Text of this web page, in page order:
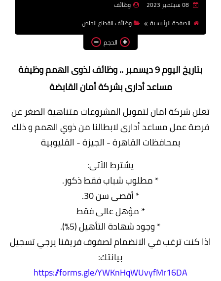
بالجامعات والمعاهد
اخبار
08 سبتمبر 2023
وظائف
الصفحة الرئيسية
وظائف القطاع الخاص
الحجم
بتاريخ اليوم 9 ديسمبر .. وظائف لذوى الهمم وظيفة
مساعد أدارى بشركة أمان القابضة
تعلن شركة امان لتمويل المشروعات متناهية الصغر عن
فرصة عملمساعد أدارى لابطالنا من ذوي الهممو ذلك
بمحافظات القاهرة - الجيزة - القليوبية
يشترط الآتى:
* مطلوب شباب فقط ذكور.
* أقصى سن 30.
* مؤهل عالى فقط
* وجود شهادة التأهيل (5%).
اذا كنت ترغب في الانضمام لصفوف فريقنا يرجي تسجيل
بيانتك:
https://forms.gle/YWKnHqWUvyfMr16DA